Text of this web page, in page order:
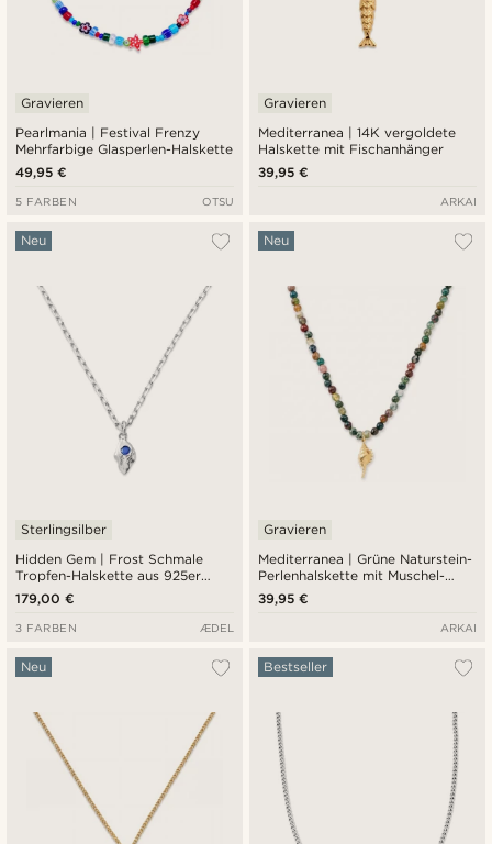
Pearlmania | Festival Frenzy
Mehrfarbige Glasperlen-Halskette
Gravieren
49,95 €
5 FARBEN OTSU
Mediterranea | 14K vergoldete
Halskette mit Fischanhänger
Gravieren
39,95 €
ARKAI
Hidden Gem | Frost Schmale
Tropfen-Halskette aus 925er
Sterlingsilber
Neu
Sterlingsilber
179,00 €
3 FARBEN ÆDEL
Mediterranea | Grüne Naturstein-
Perlenhalskette mit Muschel-
Charme-Anhänger
Neu
Gravieren
39,95 €
ARKAI
Neu Bestseller